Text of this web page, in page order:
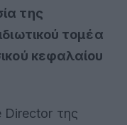
της
τομέα
κεφαλαίου
της